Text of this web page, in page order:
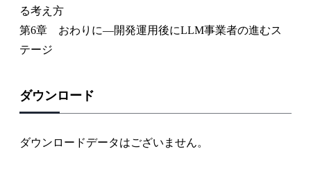
る考え方
第6章 おわりに—開発運用後にLLM事業者の進むス
テージ
ダウンロード
ダウンロードデータはございません。